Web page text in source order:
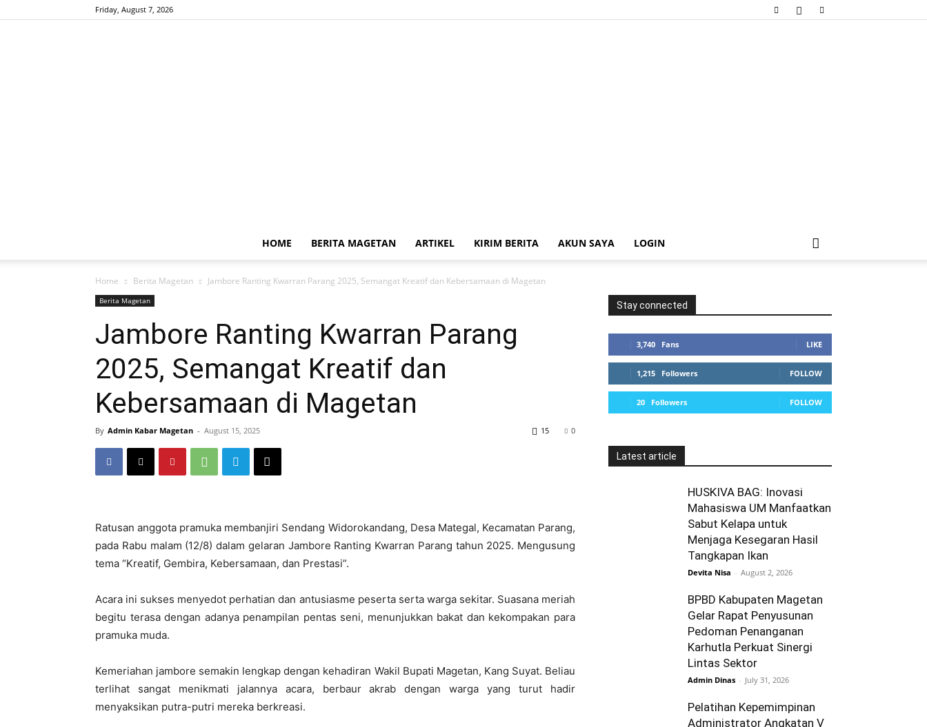
Friday, August 7, 2026
HOME BERITA MAGETAN ARTIKEL KIRIM BERITA AKUN SAYA LOGIN
Home Berita Magetan Jambore Ranting Kwarran Parang 2025, Semangat Kreatif dan Kebersamaan di Magetan
Berita Magetan
Jambore Ranting Kwarran Parang
2025, Semangat Kreatif dan
Kebersamaan di Magetan
By Admin Kabar Magetan - August 15, 2025 0
15
Ratusan anggota pramuka membanjiri Sendang Widorokandang, Desa Mategal, Kecamatan Parang,
pada Rabu malam (12/8) dalam gelaran Jambore Ranting Kwarran Parang tahun 2025. Mengusung
tema “Kreatif, Gembira, Kebersamaan, dan Prestasi”.
Acara ini sukses menyedot perhatian dan antusiasme peserta serta warga sekitar. Suasana meriah
begitu terasa dengan adanya penampilan pentas seni, menunjukkan bakat dan kekompakan para
pramuka muda.
Kemeriahan jambore semakin lengkap dengan kehadiran Wakil Bupati Magetan, Kang Suyat. Beliau
terlihat sangat menikmati jalannya acara, berbaur akrab dengan warga yang turut hadir
menyaksikan putra-putri mereka berkreasi.
Stay connected
3,740 Fans LIKE
1,215 Followers FOLLOW
20 Followers FOLLOW
Latest article
HUSKIVA BAG: Inovasi
Mahasiswa UM Manfaatkan
Sabut Kelapa untuk
Menjaga Kesegaran Hasil
Tangkapan Ikan
Devita Nisa - August 2, 2026
BPBD Kabupaten Magetan
Gelar Rapat Penyusunan
Pedoman Penanganan
Karhutla Perkuat Sinergi
Lintas Sektor
Admin Dinas - July 31, 2026
Pelatihan Kepemimpinan
Administrator Angkatan V